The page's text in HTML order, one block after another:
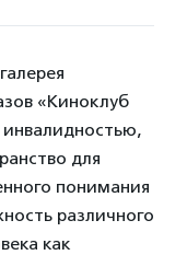
«Киноклуб
для
понимания
различного
как